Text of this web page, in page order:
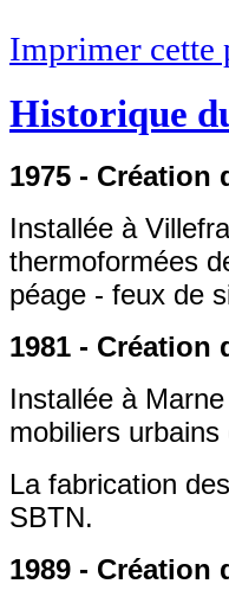
Imprimer cette
Historique
1975 - Création
Installée à
thermoformées
péage - feux de
1981 - Création
Installée à
mobiliers
La fabrication
SBTN.
1989 - Création